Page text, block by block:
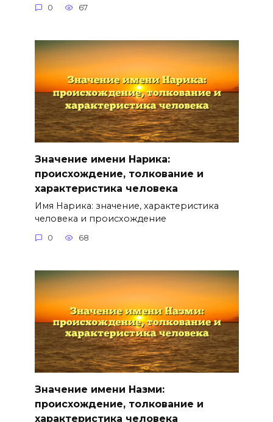
0 67
Значение имени Нарика:
происхождение, толкование и
характеристика человека
Имя Нарика: значение, характеристика
человека и происхождение
0 68
Значение имени Назми:
происхождение, толкование и
характеристика человека